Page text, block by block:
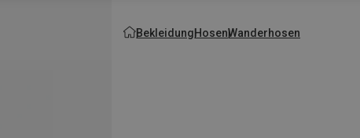
BekleidungHosenWanderhosen